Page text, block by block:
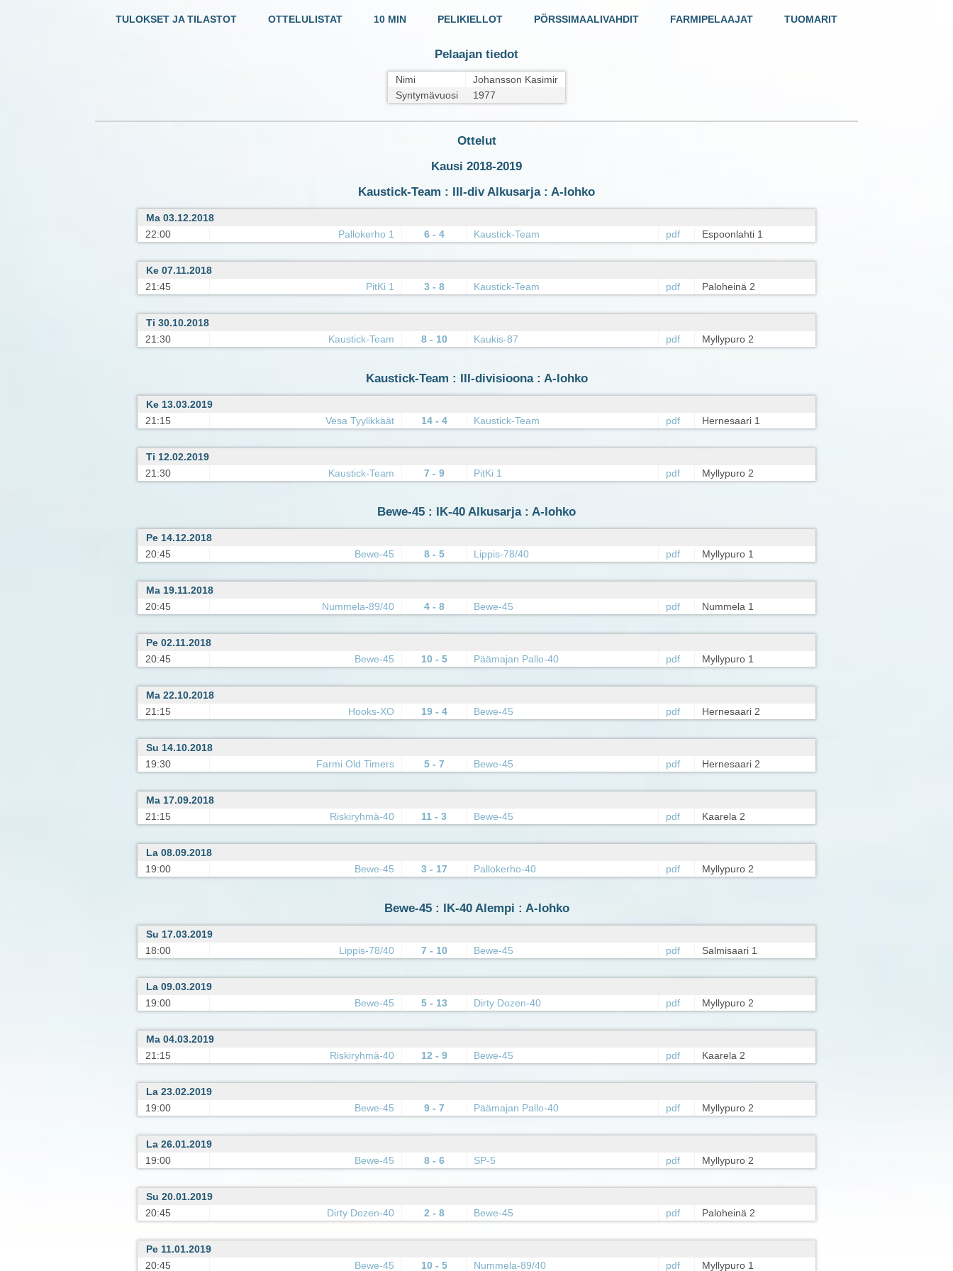
TULOKSET JA TILASTOT OTTELULISTAT 10 MIN PELIKIELLOT PÖRSSIMAALIVAHDIT FARMIPELAAJAT TUOMARIT
Pelaajan tiedot
Nimi
Johansson Kasimir
Syntymävuosi
1977
Ottelut
Kausi 2018-2019
Kaustick-Team : III-div Alkusarja : A-lohko
Ma 03.12.2018
22:00
Pallokerho 1 6 - 4 Kaustick-Team pdf Espoonlahti 1
Ke 07.11.2018
21:45
PitKi 1 3 - 8 Kaustick-Team pdf Paloheinä 2
Ti 30.10.2018
21:30
Kaustick-Team 8 - 10 Kaukis-87 pdf Myllypuro 2
Kaustick-Team : III-divisioona : A-lohko
Ke 13.03.2019
21:15
Vesa Tyylikkäät 14 - 4 Kaustick-Team pdf Hernesaari 1
Ti 12.02.2019
21:30
Kaustick-Team 7 - 9 PitKi 1 pdf Myllypuro 2
Bewe-45 : IK-40 Alkusarja : A-lohko
Pe 14.12.2018
20:45
Bewe-45 8 - 5 Lippis-78/40 pdf Myllypuro 1
Ma 19.11.2018
20:45
Nummela-89/40 4 - 8 Bewe-45 pdf Nummela 1
Pe 02.11.2018
20:45
Bewe-45 10 - 5 Päämajan Pallo-40 pdf Myllypuro 1
Ma 22.10.2018
21:15
Hooks-XO 19 - 4 Bewe-45 pdf Hernesaari 2
Su 14.10.2018
19:30
Farmi Old Timers 5 - 7 Bewe-45 pdf Hernesaari 2
Ma 17.09.2018
21:15
Riskiryhmä-40 11 - 3 Bewe-45 pdf Kaarela 2
La 08.09.2018
19:00
Bewe-45 3 - 17 Pallokerho-40 pdf Myllypuro 2
Bewe-45 : IK-40 Alempi : A-lohko
Su 17.03.2019
18:00
Lippis-78/40 7 - 10 Bewe-45 pdf Salmisaari 1
La 09.03.2019
19:00
Bewe-45 5 - 13 Dirty Dozen-40 pdf Myllypuro 2
Ma 04.03.2019
21:15
Riskiryhmä-40 12 - 9 Bewe-45 pdf Kaarela 2
La 23.02.2019
19:00
Bewe-45 9 - 7 Päämajan Pallo-40 pdf Myllypuro 2
La 26.01.2019
19:00
Bewe-45 8 - 6 SP-5 pdf Myllypuro 2
Su 20.01.2019
20:45
Dirty Dozen-40 2 - 8 Bewe-45 pdf Paloheinä 2
Pe 11.01.2019
20:45
Bewe-45 10 - 5 Nummela-89/40 pdf Myllypuro 1